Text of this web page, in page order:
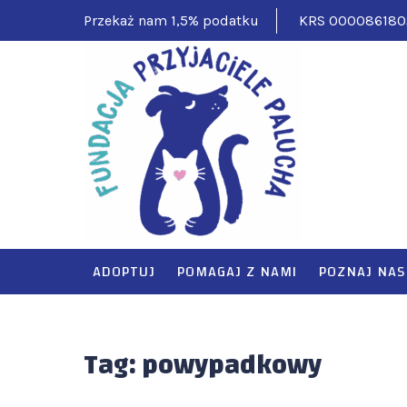
to
Przekaż nam 1,5% podatku KRS
Pomagamy
ADOPTUJ POMAGAJ Z NAMI POZNAJ NAS
Tag:powypadkowy